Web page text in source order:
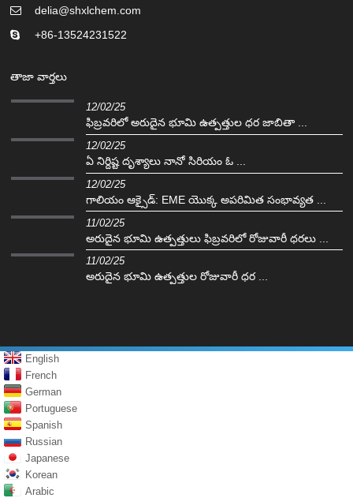
delia@shxlchem.com
+86-13524231522
తాజా వార్తలు
12/02/25
ఫిబ్రవరిలో అరుదైన భూమి ఉత్పత్తుల ధర జాబితా ...
12/02/25
ఏ నిర్దిష్ట దృశ్యాలు నానో సిరియం ఓ ...
12/02/25
గాలియం ఆక్సైడ్: EME యొక్క అపరిమిత సంభావ్యత ...
11/02/25
అరుదైన భూమి ఉత్పత్తులు ఫిబ్రవరిలో రోజువారీ ధరలు ...
11/02/25
అరుదైన భూమి ఉత్పత్తుల రోజువారీ ధర ...
English
French
German
Portuguese
Spanish
Russian
Japanese
Korean
Arabic